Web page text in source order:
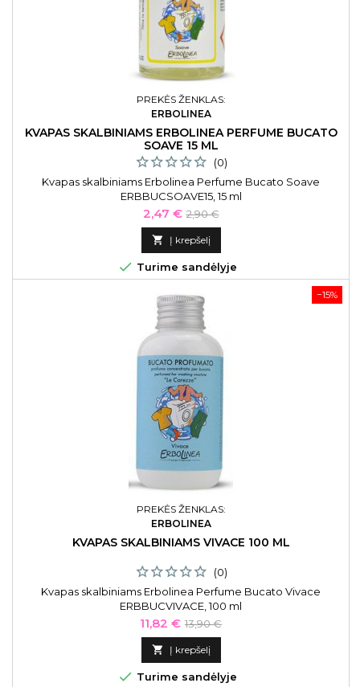
PREKĖS ŽENKLAS:
ERBOLINEA
KVAPAS SKALBINIAMS ERBOLINEA PERFUME BUCATO
SOAVE 15 ML
(0)
Kvapas skalbiniams Erbolinea Perfume Bucato Soave
ERBBUCSOAVE15, 15 ml
Kaina
2,47 € Bazinė
kaina
2,90 €
 Į krepšelį
 Turime sandėlyje
−15%
PREKĖS ŽENKLAS:
ERBOLINEA
KVAPAS SKALBINIAMS VIVACE 100 ML
(0)
Kvapas skalbiniams Erbolinea Perfume Bucato Vivace
ERBBUCVIVACE, 100 ml
Kaina
11,82 € Bazinė
kaina
13,90 €
 Į krepšelį
 Turime sandėlyje